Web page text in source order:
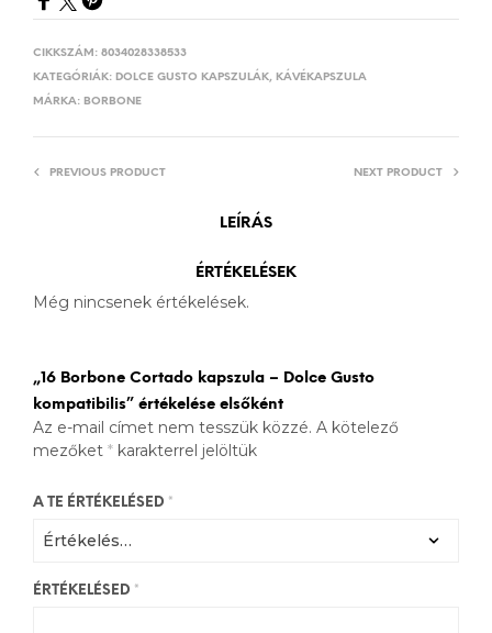
CIKKSZÁM: 8034028338533
KATEGÓRIÁK: DOLCE GUSTO KAPSZULÁK, KÁVÉKAPSZULA
MÁRKA: BORBONE
PREVIOUS PRODUCT NEXT PRODUCT
LEÍRÁS
ÉRTÉKELÉSEK
Még nincsenek értékelések.
„16 Borbone Cortado kapszula – Dolce Gusto
kompatibilis” értékelése elsőként
Az e-mail címet nem tesszük közzé. A kötelező
mezőket * karakterrel jelöltük
A TE ÉRTÉKELÉSED *
ÉRTÉKELÉSED *